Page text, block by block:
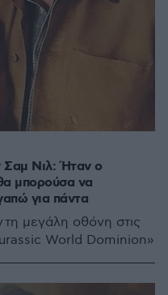
Σαμ Νιλ: Ήταν ο
μπορούσα να
για πάντα
τη μεγάλη οθόνη στις
World Dominion»